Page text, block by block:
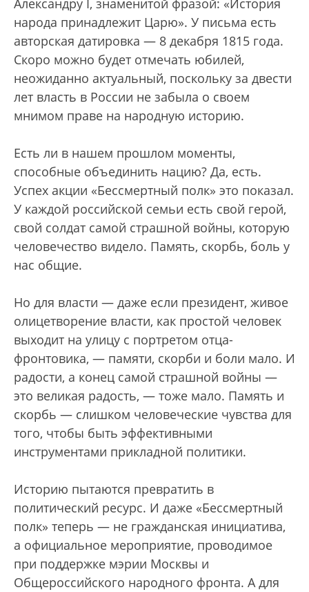
Александру I, знаменитой фразой: «История
народа принадлежит Царю». У письма есть
авторская датировка — 8 декабря 1815 года.
Скоро можно будет отмечать юбилей,
неожиданно актуальный, поскольку за двести
лет власть в России не забыла о своем
мнимом праве на народную историю.
Есть ли в нашем прошлом моменты,
способные объединить нацию? Да, есть.
Успех акции «Бессмертный полк» это показал.
У каждой российской семьи есть свой герой,
свой солдат самой страшной войны, которую
человечество видело. Память, скорбь, боль у
нас общие.
Но для власти — даже если президент, живое
олицетворение власти, как простой человек
выходит на улицу с портретом отца-
фронтовика, — памяти, скорби и боли мало. И
радости, а конец самой страшной войны —
это великая радость, — тоже мало. Память и
скорбь — слишком человеческие чувства для
того, чтобы быть эффективными
инструментами прикладной политики.
Историю пытаются превратить в
политический ресурс. И даже «Бессмертный
полк» теперь — не гражданская инициатива,
а официальное мероприятие, проводимое
при поддержке мэрии Москвы и
Общероссийского народного фронта. А для